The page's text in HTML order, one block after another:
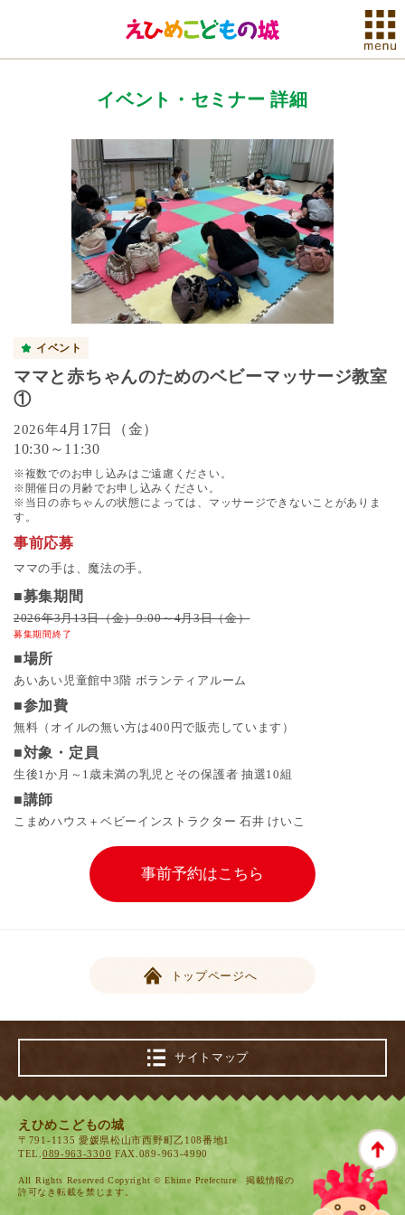
イベント・セミナー 詳細
イベント
ママと赤ちゃんのためのベビーマッサージ教室
①
2026年4月17日（金）
10:30～11:30
※複数でのお申し込みはご遠慮ください。
※開催日の月齢でお申し込みください。
※当日の赤ちゃんの状態によっては、マッサージできないことがありま
す。
事前応募
ママの手は、魔法の手。
■募集期間
2026年3月13日（金）9:00～4月3日（金）
募集期間終了
■場所
あいあい児童館中3階 ボランティアルーム
■参加費
無料（オイルの無い方は400円で販売しています）
■対象・定員
生後1か月～1歳未満の乳児とその保護者 抽選10組
■講師
こまめハウス＋ベビーインストラクター 石井 けいこ
事前予約はこちら
トップページへ
サイトマップ
えひめこどもの城
〒791-1135 愛媛県松山市西野町乙108番地1
TEL. 089-963-3300 FAX.089-963-4990
All Rights Reserved Copyright © Ehime Prefecture 掲載情報の
許可なき転載を禁じます。